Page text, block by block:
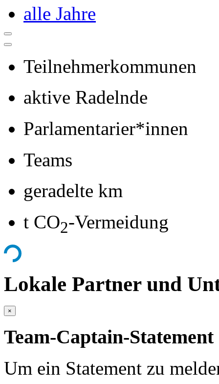
alle Jahre
Teilnehmerkommunen
aktive Radelnde
Parlamentarier*innen
Teams
geradelte km
t CO2-Vermeidung
Lokale Partner und
×
Team-Captain-
Um ein Statement zu